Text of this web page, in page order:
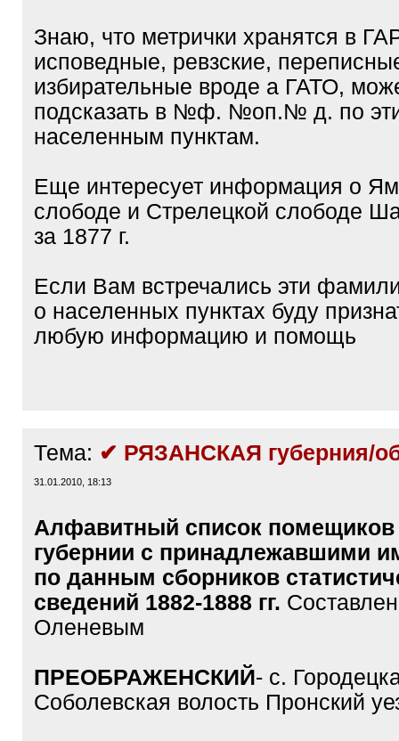
Знаю, что метрички хранятся в
исповедные, ревзские,
избирательные вроде а ГАТО,
подсказать в №ф. №оп.№ д. по
населенным пунктам.
Еще интересует информация о
слободе и Стрелецкой слободе
за 1877 г.
Если Вам встречались эти
о населенных пунктах буду
любую информацию и помощь
Тема: ✔ РЯЗАНСКАЯ губерния/
31.01.2010, 18:13
Алфавитный cписок помещиков
губернии с принадлежавшими
по данным сборников
сведений 1882-1888 гг.
Оленевым
ПРЕОБРАЖЕНСКИЙ- с.
Соболевская волость Пронский